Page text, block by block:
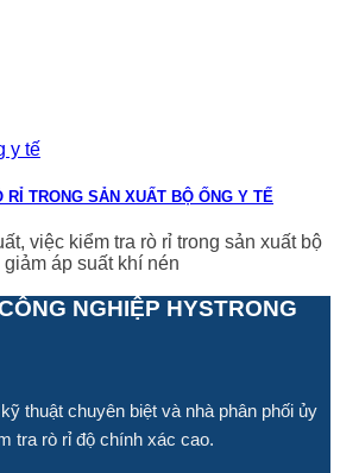
TRONG SẢN XUẤT BỘ ỐNG Y TẾ
việc kiểm tra rò rỉ trong sản xuất bộ
áp suất khí nén
NGHIỆP HYSTRONG
thuật chuyên biệt và nhà phân phối ủy
tra rò rỉ độ chính xác cao.